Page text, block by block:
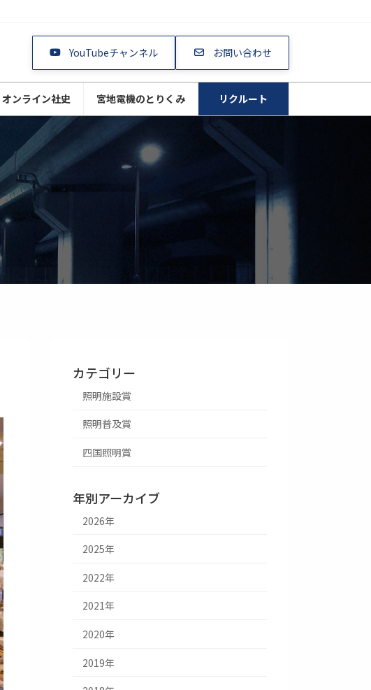
YouTubeチャンネル お問い合わせ
オンライン社史 宮地電機のとりくみ リクルート
カテゴリー
照明施設賞
照明普及賞
四国照明賞
年別アーカイブ
2026年
2025年
2022年
2021年
2020年
2019年